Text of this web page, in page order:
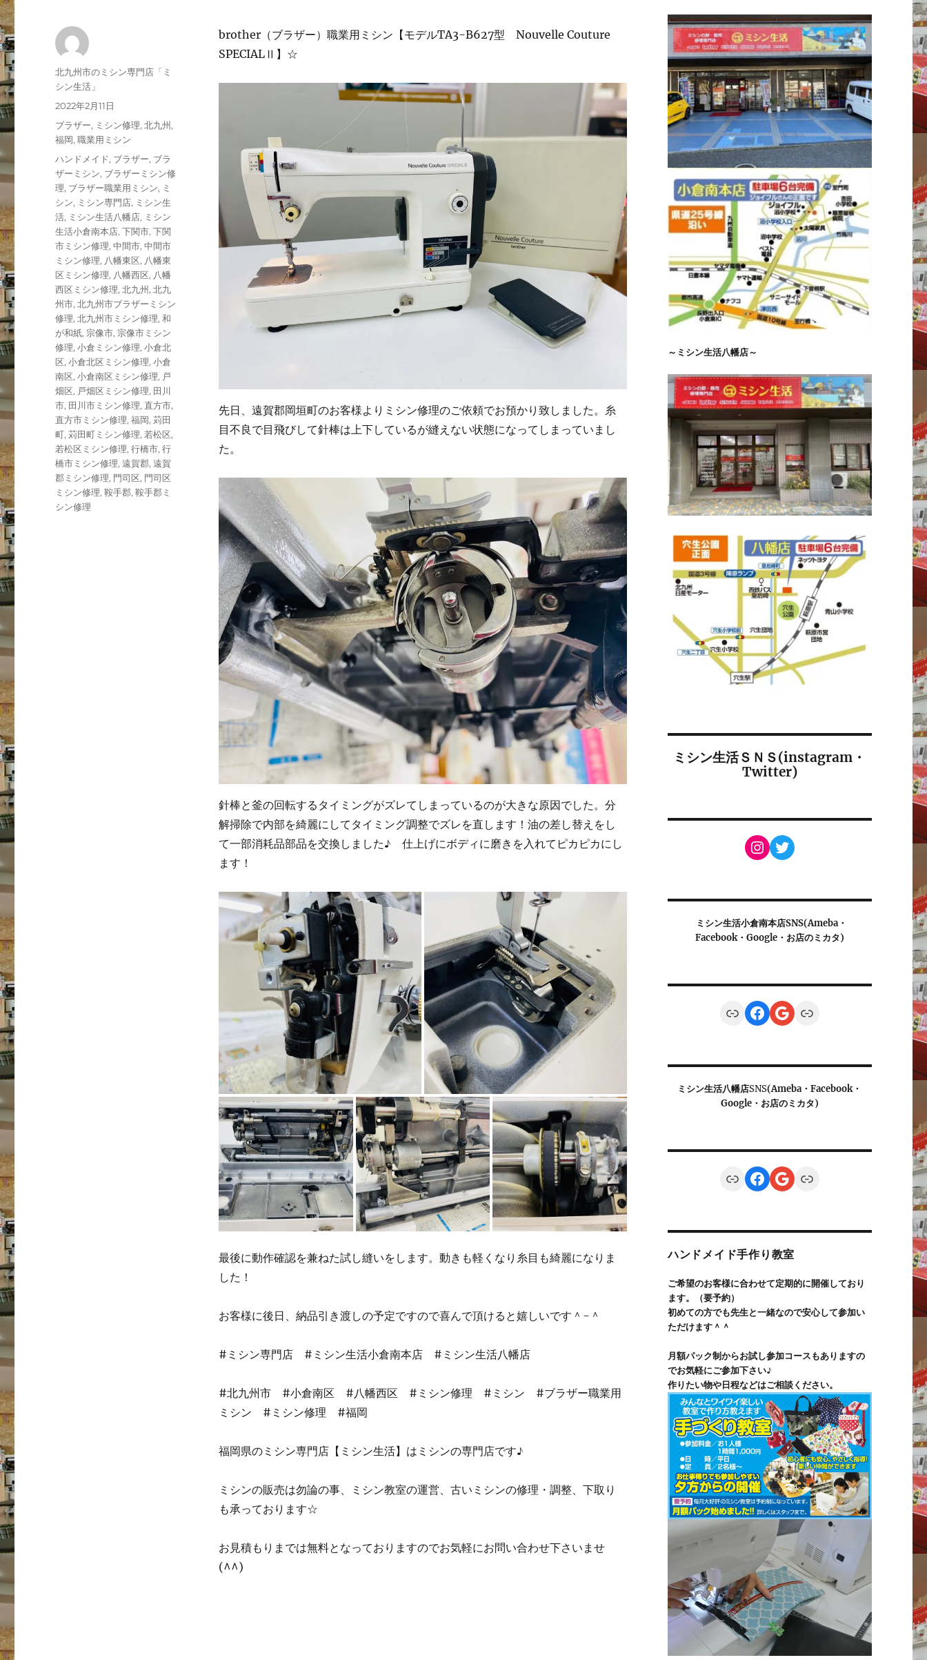
brother（ブラザー）職業用ミシン【モデルTA3-B627型 Nouvelle Couture
SPECIALⅡ】☆
先日、遠賀郡岡垣町のお客様よりミシン修理のご依頼でお預かり致しました。糸
目不良で目飛びして針棒は上下しているが縫えない状態になってしまっていまし
た。
針棒と釜の回転するタイミングがズレてしまっているのが大きな原因でした。分
解掃除で内部を綺麗にしてタイミング調整でズレを直します！油の差し替えをし
て一部消耗品部品を交換しました♪ 仕上げにボディに磨きを入れてピカピカにし
ます！
最後に動作確認を兼ねた試し縫いをします。動きも軽くなり糸目も綺麗になりま
した！
お客様に後日、納品引き渡しの予定ですので喜んで頂けると嬉しいです＾-＾
#ミシン専門店 #ミシン生活小倉南本店 #ミシン生活八幡店
#北九州市 #小倉南区 #八幡西区 #ミシン修理 #ミシン #ブラザー職業用
ミシン #ミシン修理 #福岡
福岡県のミシン専門店【ミシン生活】はミシンの専門店です♪
ミシンの販売は勿論の事、ミシン教室の運営、古いミシンの修理・調整、下取り
も承っております☆
お見積もりまでは無料となっておりますのでお気軽にお問い合わせ下さいませ
(^^)
投
稿
北九州市のミシン専門店「ミ
シン生活」
投
稿
日:
2022年2月11日
カ
テ
リ
ー
ブラザー, ミシン修理,北九州 ,
福岡,職業用ミシン
タ
グ
ハンドメイド, ブラザー, ブラ
ザーミシン, ブラザーミシン修
理, ブラザー職業用ミシン, ミ
シン, ミシン専門店, ミシン生
活, ミシン生活八幡店, ミシン
生活小倉南本店,下関市,下関
市ミシン修理,中間市,中間市
ミシン修理, 八幡東区, 八幡東
区ミシン修理, 八幡西区, 八幡
西区ミシン修理,北九州 ,北九
州市,北九州市ブラザーミシン
修理,北九州市ミシン修理,和
が和紙, 宗像市, 宗像市ミシン
修理,小倉ミシン修理,小倉北
区,小倉北区ミシン修理,小倉
南区,小倉南区ミシン修理, 戸
畑区, 戸畑区ミシン修理, 田川
市, 田川市ミシン修理, 直方市,
直方市ミシン修理,福岡,苅田
町,苅田町ミシン修理, 若松区,
若松区ミシン修理,行橋市,行
橋市ミシン修理,遠賀郡,遠賀
郡ミシン修理, 門司区, 門司区
ミシン修理,鞍手郡,鞍手郡ミ
シン修理
～ミシン生活八幡店～
ミシン生活ＳＮＳ(instagram・
Twitter)
Instagram
Twitter
ミシン生活小倉南本店SNS(Ameba・
Facebook・Google・お店のミカタ)
LinkFacebook
Google
Link
ミシン生活八幡店SNS(Ameba・Facebook・
Google・お店のミカタ)
LinkFacebook
Google
Link
ハンドメイド手作り教室
ご希望のお客様に合わせて定期的に開催しており
ます。（要予約）
初めての方でも先生と一緒なので安心して参加い
ただけます＾＾
月額パック制からお試し参加コースもありますの
でお気軽にご参加下さい♪
作りたい物や日程などはご相談ください。